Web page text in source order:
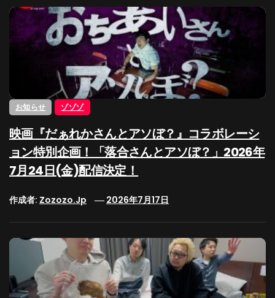
お知らせ ゾゾゾ
映画『だぁれかさんとアソぼ？』コラボレーシ
ョン特別企画！「落合さんとアソぼ？」2026年
7月24日(金)配信決定！
作成者: Zozozo.jp 2026年7月17日